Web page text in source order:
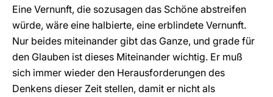
Eine Vernunft, die sozusagen das Schöne abstreifen
würde, wäre eine halbierte, eine erblindete Vernunft.
Nur beides miteinander gibt das Ganze, und grade für
den Glauben ist dieses Miteinander wichtig. Er muß
sich immer wieder den Herausforderungen des
Denkens dieser Zeit stellen, damit er nicht als